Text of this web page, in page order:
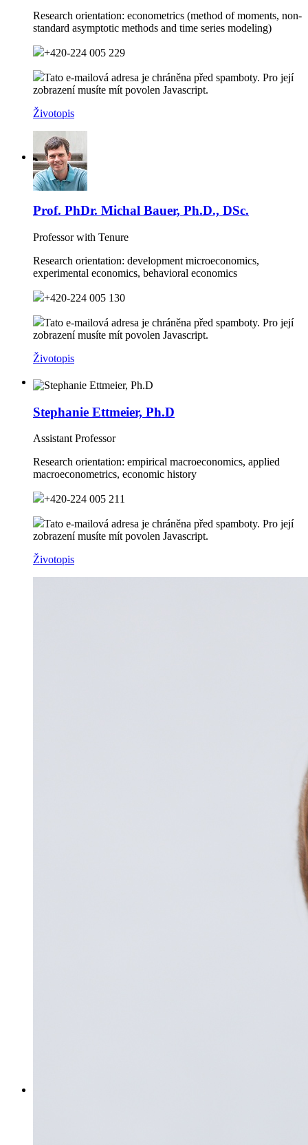
Research orientation: econometrics (method of moments, non-
standard asymptotic methods and time series modeling)
+420-224 005 229
Tato e-mailová adresa je chráněna před spamboty. Pro její
zobrazení musíte mít povolen Javascript.
Životopis
Prof. PhDr. Michal Bauer, Ph.D., DSc.
Professor with Tenure
Research orientation: development microeconomics,
experimental economics, behavioral economics
+420-224 005 130
Tato e-mailová adresa je chráněna před spamboty. Pro její
zobrazení musíte mít povolen Javascript.
Životopis
Stephanie Ettmeier, Ph.D
Assistant Professor
Research orientation: empirical macroeconomics, applied
macroeconometrics, economic history
+420-224 005 211
Tato e-mailová adresa je chráněna před spamboty. Pro její
zobrazení musíte mít povolen Javascript.
Životopis